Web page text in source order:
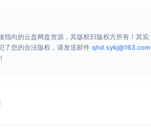
向的云盘网盘资源，其版权归版权方所有！其实
了您的合法版权，请发送邮件 qhd.sykj@163.com